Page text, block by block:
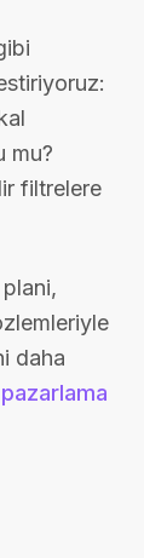
mu?
filtrelere
daha